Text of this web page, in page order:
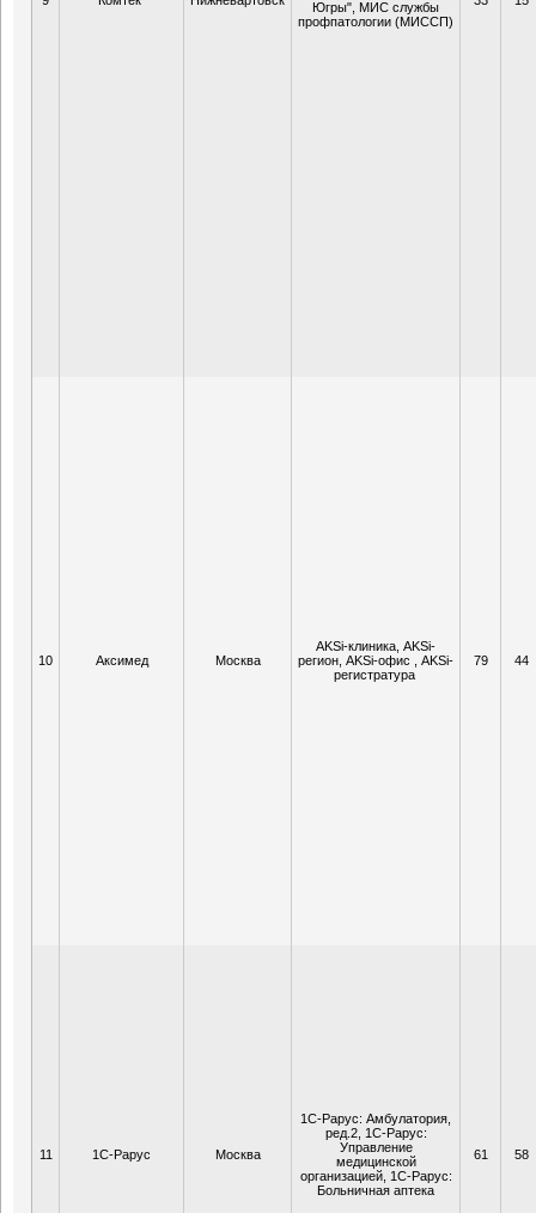
Югры", МИС службы
профпатологии (МИССП)
10 Аксимед Москва
AKSi-клиника, AKSi-
регион, AKSi-офис , AKSi-
регистратура
79 44
11 1С-Рарус Москва
1С-Рарус: Амбулатория,
ред.2, 1С-Рарус:
Управление
медицинской
организацией, 1С-Рарус:
Больничная аптека
61 58